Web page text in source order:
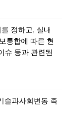
정하고, 실내
통합에 따른 현
슈 등과 관련된
술과사회변동 족